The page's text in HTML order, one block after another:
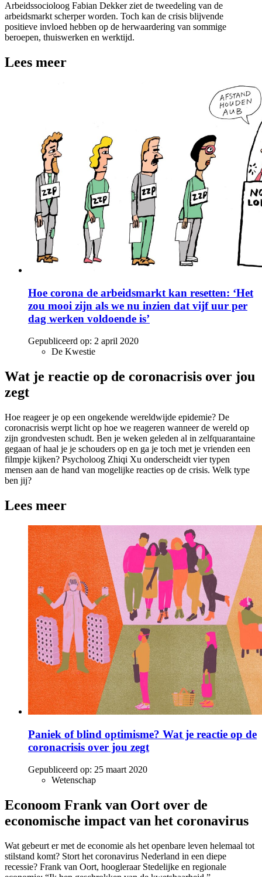
Arbeidssocioloog Fabian Dekker ziet de tweedeling van de
arbeidsmarkt scherper worden. Toch kan de crisis blijvende
positieve invloed hebben op de herwaardering van sommige
beroepen, thuiswerken en werktijd.
Lees meer
Hoe corona de arbeidsmarkt kan resetten: ‘Het
zou mooi zijn als we nu inzien dat vijf uur per
dag werken voldoende is’
Gepubliceerd op: 2 april 2020
De Kwestie
Wat je reactie op de coronacrisis over jou
zegt
Hoe reageer je op een ongekende wereldwijde epidemie? De
coronacrisis werpt licht op hoe we reageren wanneer de wereld op
zijn grondvesten schudt. Ben je weken geleden al in zelfquarantaine
gegaan of haal je je schouders op en ga je toch met je vrienden een
filmpje kijken? Psycholoog Zhiqi Xu onderscheidt vier typen
mensen aan de hand van mogelijke reacties op de crisis. Welk type
ben jij?
Lees meer
Paniek of blind optimisme? Wat je reactie op de
coronacrisis over jou zegt
Gepubliceerd op: 25 maart 2020
Wetenschap
Econoom Frank van Oort over de
economische impact van het coronavirus
Wat gebeurt er met de economie als het openbare leven helemaal tot
stilstand komt? Stort het coronavirus Nederland in een diepe
recessie? Frank van Oort, hoogleraar Stedelijke en regionale